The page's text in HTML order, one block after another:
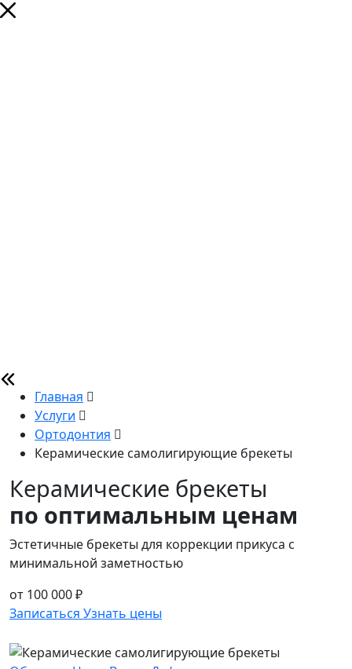
Главная
Услуги
Ортодонтия
Керамические самолигирующие брекеты
Керамические брекеты
по оптимальным ценам
Эстетичные брекеты для коррекции прикуса с
минимальной заметностью
от 100 000 ₽
Записаться Узнать цены